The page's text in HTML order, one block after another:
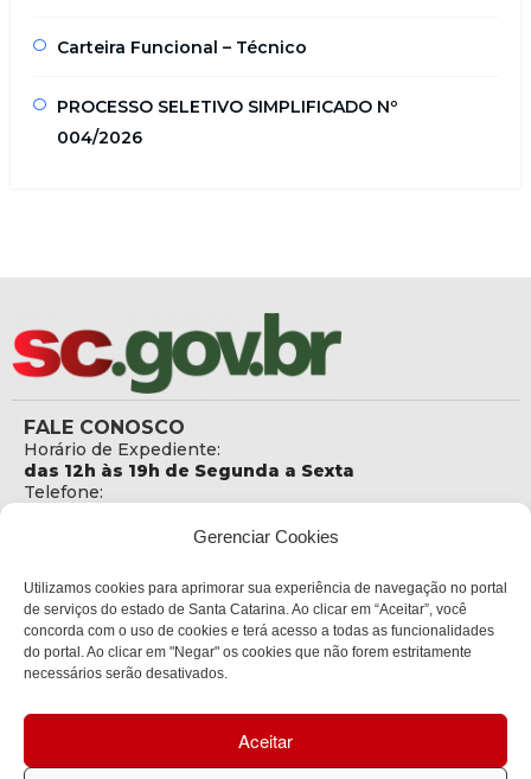
Gerenciar Cookies
Utilizamos cookies para aprimorar sua experiência de navegação no portal
de serviços do estado de Santa Catarina. Ao clicar em “Aceitar”, você
concorda com o uso de cookies e terá acesso a todas as funcionalidades
do portal. Ao clicar em "Negar" os cookies que não forem estritamente
necessários serão desativados.
Aceitar
Carteira Funcional – Técnico
PROCESSO SELETIVO SIMPLIFICADO Nº
004/2026
FALE CONOSCO
Horário de Expediente:
das 12h às 19h de Segunda a Sexta
Telefone:
Telefone da Ouvidoria:
0800-6448500
ENDEREÇO
SEJURI - Secretaria de Estado de Justiça e Reintegração
Rua Fúlvio Aducci, 1214 - Loja 06
Estreito - Florianópolis - SC